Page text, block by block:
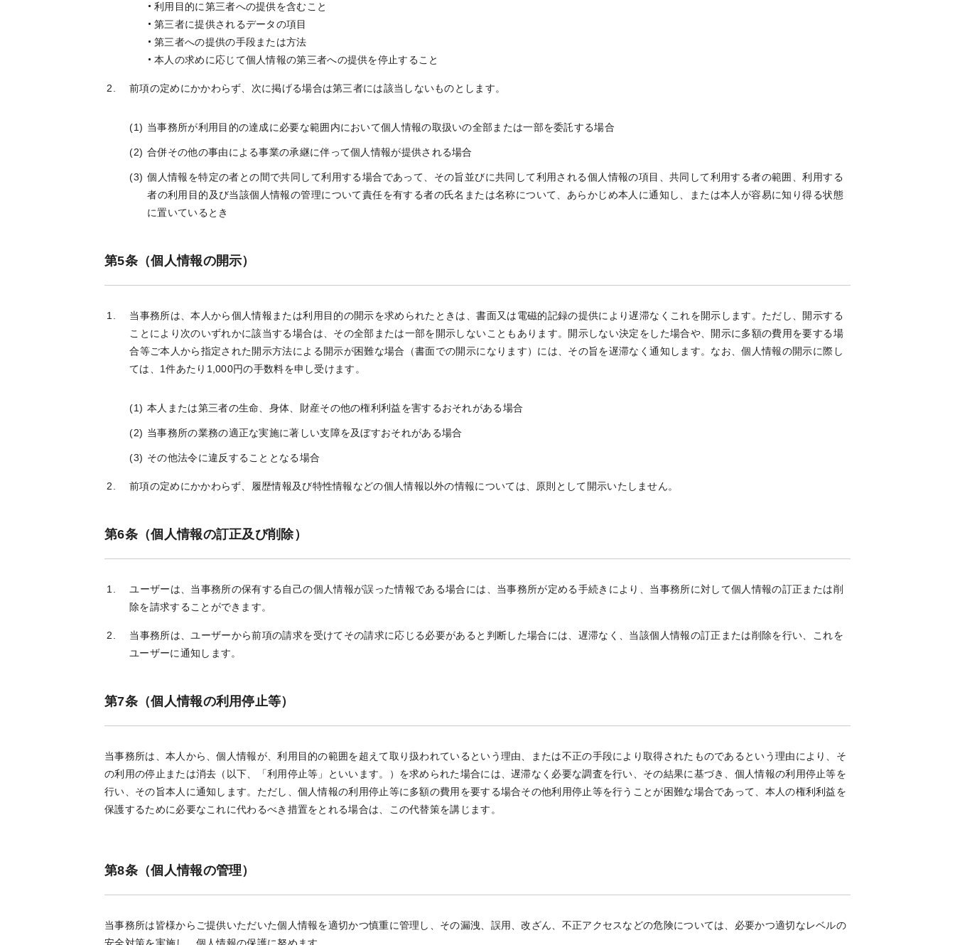
利用目的に第三者への提供を含むこと
第三者に提供されるデータの項目
第三者への提供の手段または方法
本人の求めに応じて個人情報の第三者への提供を停止すること
前項の定めにかかわらず、次に掲げる場合は第三者には該当しないものとします。
当事務所が利用目的の達成に必要な範囲内において個人情報の取扱いの全部または一部を委託する場合
合併その他の事由による事業の承継に伴って個人情報が提供される場合
個人情報を特定の者との間で共同して利用する場合であって、その旨並びに共同して利用される個人情報の項目、共同して利用する者の範囲、利用する
者の利用目的及び当該個人情報の管理について責任を有する者の氏名または名称について、あらかじめ本人に通知し、または本人が容易に知り得る状態
に置いているとき
第5条（個人情報の開示）
当事務所は、本人から個人情報または利用目的の開示を求められたときは、書面又は電磁的記録の提供により遅滞なくこれを開示します。ただし、開示する
ことにより次のいずれかに該当する場合は、その全部または一部を開示しないこともあります。開示しない決定をした場合や、開示に多額の費用を要する場
合等ご本人から指定された開示方法による開示が困難な場合（書面での開示になります）には、その旨を遅滞なく通知します。なお、個人情報の開示に際し
ては、1件あたり1,000円の手数料を申し受けます。
本人または第三者の生命、身体、財産その他の権利利益を害するおそれがある場合
当事務所の業務の適正な実施に著しい支障を及ぼすおそれがある場合
その他法令に違反することとなる場合
前項の定めにかかわらず、履歴情報及び特性情報などの個人情報以外の情報については、原則として開示いたしません。
第6条（個人情報の訂正及び削除）
ユーザーは、当事務所の保有する自己の個人情報が誤った情報である場合には、当事務所が定める手続きにより、当事務所に対して個人情報の訂正または削
除を請求することができます。
当事務所は、ユーザーから前項の請求を受けてその請求に応じる必要があると判断した場合には、遅滞なく、当該個人情報の訂正または削除を行い、これを
ユーザーに通知します。
第7条（個人情報の利用停止等）
当事務所は、本人から、個人情報が、利用目的の範囲を超えて取り扱われているという理由、または不正の手段により取得されたものであるという理由により、そ
の利用の停止または消去（以下、「利用停止等」といいます。）を求められた場合には、遅滞なく必要な調査を行い、その結果に基づき、個人情報の利用停止等を
行い、その旨本人に通知します。ただし、個人情報の利用停止等に多額の費用を要する場合その他利用停止等を行うことが困難な場合であって、本人の権利利益を
保護するために必要なこれに代わるべき措置をとれる場合は、この代替策を講じます。
第8条（個人情報の管理）
当事務所は皆様からご提供いただいた個人情報を適切かつ慎重に管理し、その漏洩、誤用、改ざん、不正アクセスなどの危険については、必要かつ適切なレベルの